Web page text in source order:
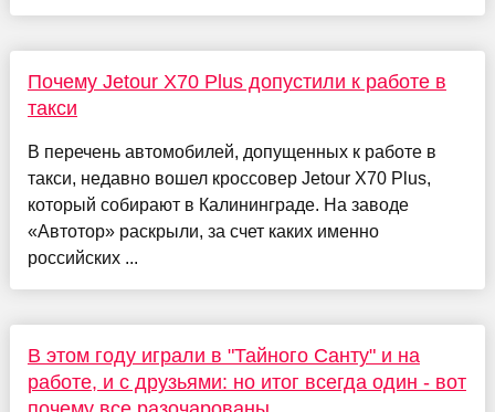
Почему Jetour X70 Plus допустили к работе в
такси
В перечень автомобилей, допущенных к работе в
такси, недавно вошел кроссовер Jetour X70 Plus,
который собирают в Калининграде. На заводе
«Автотор» раскрыли, за счет каких именно
российских ...
В этом году играли в "Тайного Санту" и на
работе, и с друзьями: но итог всегда один - вот